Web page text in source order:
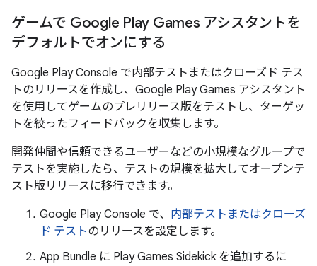
ゲームで Google Play Games アシスタントを
デフォルトでオンにする
Google Play Console で内部テストまたはクローズド テス
トのリリースを作成し、Google Play Games アシスタント
を使用してゲームのプレリリース版をテストし、ターゲッ
トを絞ったフィードバックを収集します。
開発仲間や信頼できるユーザーなどの小規模なグループで
テストを実施したら、テストの規模を拡大してオープンテ
スト版リリースに移行できます。
Google Play Console で、 内部テストまたはクローズ
ド テストのリリースを設定します。
App Bundle に Play Games Sidekick を追加するに